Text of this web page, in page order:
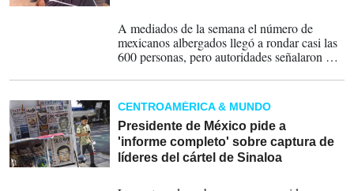
A mediados de la semana el número de
mexicanos albergados llegó a rondar casi las
600 personas, pero autoridades señalaron que
de amistades o familiares en otras
comunidades cerca de la frontera con
México.
CENTROAMÉRICA & MUNDO
Presidente de México pide a
'informe completo' sobre captura de
líderes del cártel de Sinaloa